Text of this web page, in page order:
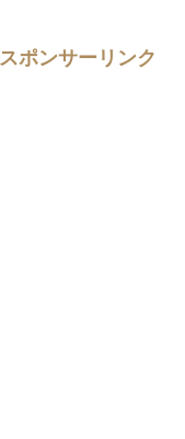
スポンサーリンク